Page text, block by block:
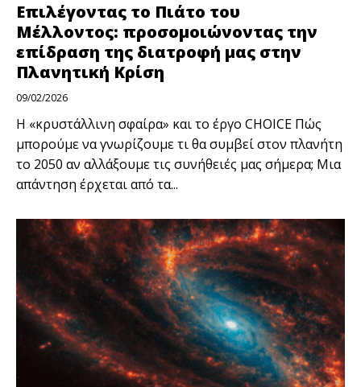
Επιλέγοντας το Πιάτο του
Μέλλοντος: προσομοιώνοντας την
επίδραση της διατροφή μας στην
Πλανητική Κρίση
09/02/2026
Η «κρυστάλλινη σφαίρα» και το έργο CHOICE Πώς
μπορούμε να γνωρίζουμε τι θα συμβεί στον πλανήτη
το 2050 αν αλλάξουμε τις συνήθειές μας σήμερα; Μια
απάντηση έρχεται από τα...